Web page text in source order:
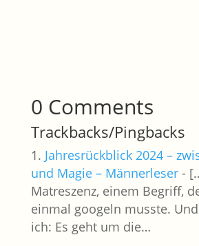
0 Comments
Trackbacks/Pingbacks
Jahresrückblick 2024 –
und Magie – Männerleser-
Matreszenz, einem Begriff,
einmal googeln musste.
ich: Es geht um die…